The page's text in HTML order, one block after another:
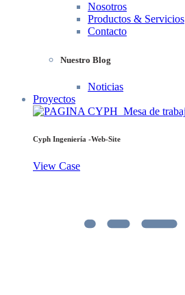
Nosotros
Productos & Servicios
Contacto
Nuestro Blog
Noticias
Proyectos
Cyph Ingeniería -Web-Site
View Case